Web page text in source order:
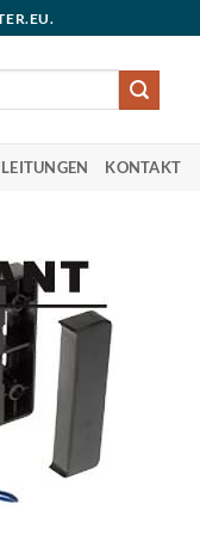
KONTAKT